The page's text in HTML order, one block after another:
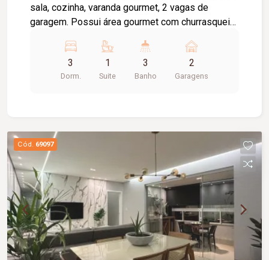
sala, cozinha, varanda gourmet, 2 vagas de
garagem. Possui área gourmet com churrasqueira
Santa Mônica (piscina, academia, salão de festas,
portaria 24h, gás central, entrada por
reconhecimento facial, dois elevadores por Torre,
3
Dorm.
1
Suite
3
Banho
2
Garagens
Cód. 69097